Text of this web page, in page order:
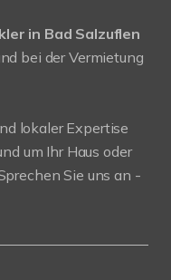
in Bad Salzuflen
bei der Vermietung
lokaler Expertise
um Ihr Haus oder
Sie uns an -